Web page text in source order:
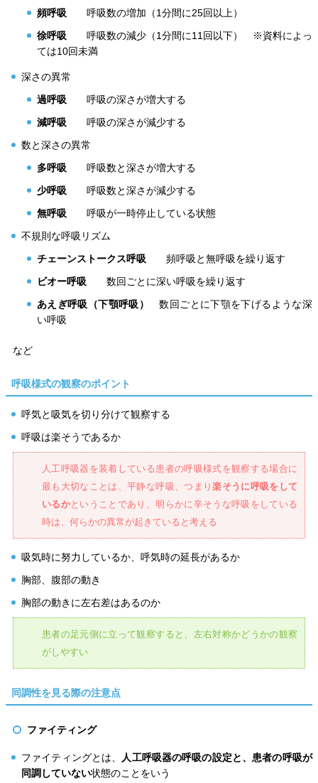
頻呼吸 呼吸数の増加（1分間に25回以上）
徐呼吸 呼吸数の減少（1分間に11回以下） ※資料によっ
ては10回未満
深さの異常
過呼吸 呼吸の深さが増大する
減呼吸 呼吸の深さが減少する
数と深さの異常
多呼吸 呼吸数と深さが増大する
少呼吸 呼吸数と深さが減少する
無呼吸 呼吸が一時停止している状態
不規則な呼吸リズム
チェーンストークス呼吸 頻呼吸と無呼吸を繰り返す
ビオー呼吸 数回ごとに深い呼吸を繰り返す
あえぎ呼吸（下顎呼吸）
数回ごとに下顎を下げるような深
い呼吸
など
呼吸様式の観察のポイント
呼気と吸気を切り分けて観察する
呼吸は楽そうであるか
人工呼吸器を装着している患者の呼吸様式を観察する場合に
最も大切なことは、平静な呼吸、つまり楽そうに呼吸をして
いるかということであり、明らかに辛そうな呼吸をしている
時は、何らかの異常が起きていると考える
吸気時に努力しているか、呼気時の延長があるか
胸部、腹部の動き
胸部の動きに左右差はあるのか
患者の足元側に立って観察すると、左右対称かどうかの観察
がしやすい
同調性を見る際の注意点
ファイティング
ファイティングとは、
人工呼吸器の呼吸の設定と、患者の呼吸が
同調していない状態のことをいう